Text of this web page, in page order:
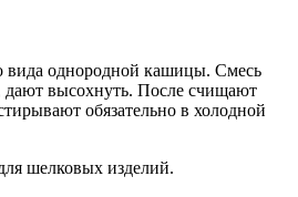
вида однородной кашицы. Смесь
дают высохнуть. После счищают
обязательно в холодной
шелковых изделий.